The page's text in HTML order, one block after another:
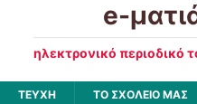
e-
ηλεκτρονικό περιοδικό
ΤΕΥΧΗ ΤΟ ΣΧΟΛΕΙΟ ΜΑΣ